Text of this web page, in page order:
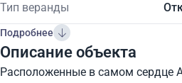
Тип веранды
Подробнее
Описание объекта
Расположенные в самом сердце